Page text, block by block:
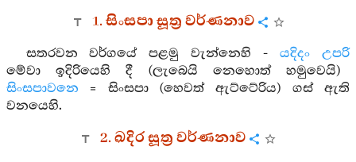
1. සිංසපා සූත්‍ර වර්ණනාව
සතරවන වර්ගයේ පළමු වැන්නෙහි -යදිදං උපරි
මේවා ඉදිරියෙහි දී (ලැබෙයි නෙහොත් හමුවෙයි)
සිංසපාවනෙ = සිංසපා (හෙවත් ඇට්ටේරිය) ගස් ඇති
වනයෙහි.
2. ඛදිර සූත්‍ර වර්ණනාව